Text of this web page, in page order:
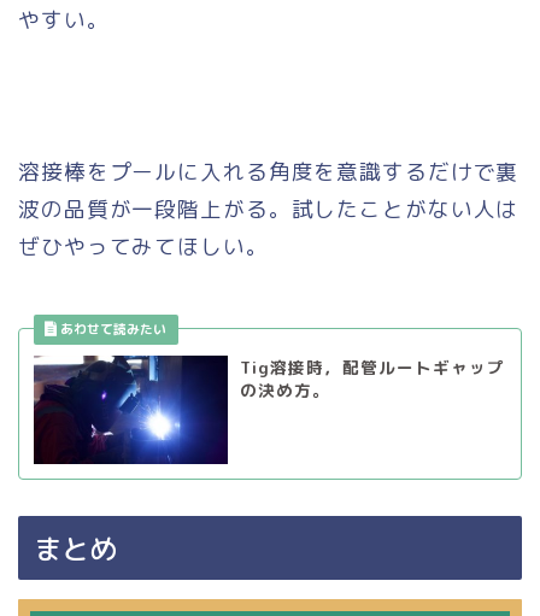
やすい。
溶接棒をプールに入れる角度を意識するだけで裏
波の品質が一段階上がる。試したことがない人は
ぜひやってみてほしい。
Tig溶接時，配管ルートギャップ
の決め方。
まとめ